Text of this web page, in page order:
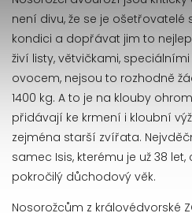
není divu, že se je ošetřovatelé
kondici a dopřávat jim to
živí listy, větvičkami,
ovocem, nejsou to rozhodně
1400 kg. A to je na klouby
přidávají ke krmení i kloubní
zejména starší zvířata.
samec Isis, kterému je už 38
pokročilý důchodový věk.
Nosorožcům z královédvorské